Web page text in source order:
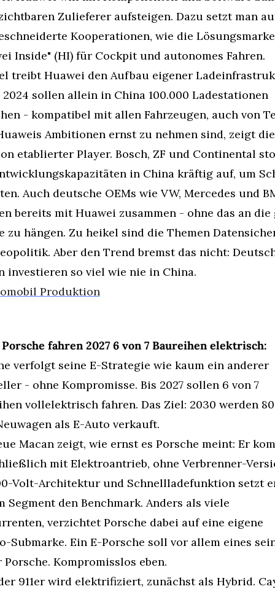
Zulieferer aufsteigen. Dazu setzt man
Kooperationen, wie die Lösungsmarke
Inside" (HI) für Cockpit und autonomes Fahren.
treibt Huawei den Aufbau eigener
2024 sollen allein in China 100.000 Ladestationen
- kompatibel mit allen Fahrzeugen, auch von
Ambitionen ernst zu nehmen sind, zeigt die
etablierter Player. Bosch, ZF und Continental
in China kräftig auf, um
Auch deutsche OEMs wie VW, Mercedes und
bereits mit Huawei zusammen - ohne das an die
zu hängen. Zu heikel sind die Themen
Aber den Trend bremst das nicht:
investieren so viel wie nie in China.
Produktion
fahren 2027 6 von 7 Baureihen elektrisch:
verfolgt seine E-Strategie wie kaum ein anderer
- ohne Kompromisse. Bis 2027 sollen 6 von 7
vollelektrisch fahren. Das Ziel: 2030 werden
als E-Auto verkauft.
Macan zeigt, wie ernst es Porsche meint: Er
mit Elektroantrieb, ohne Verbrenner-
Volt-Architektur und Schnellladefunktion setzt
Segment den Benchmark. Anders als viele
verzichtet Porsche dabei auf eine eigene
Submarke. Ein E-Porsche soll vor allem eines
Porsche. Kompromisslos eben.
911er wird elektrifiziert, zunächst als Hybrid.